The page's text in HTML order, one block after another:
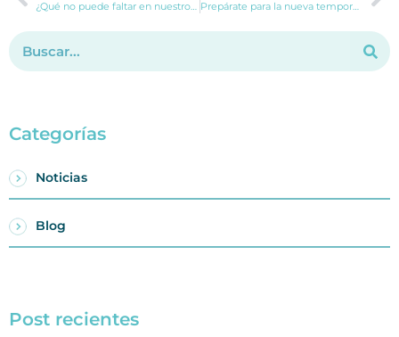
¿Qué no puede faltar en nuestro botiquín de verano? Prepárate para la nueva temporada con el Chequeo Cardiológico Deportivo de HCB Hospitales
Categorías
Noticias
Blog
Post recientes